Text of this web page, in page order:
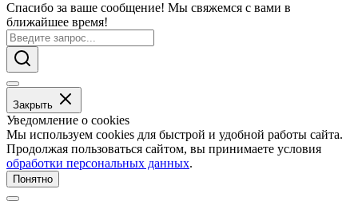
Спасибо за ваше сообщение! Мы свяжемся с вами в
ближайшее время!
Закрыть
Уведомление о cookies
Мы используем cookies для быстрой и удобной работы сайта.
Продолжая пользоваться сайтом, вы принимаете условия
обработки персональных данных.
Понятно